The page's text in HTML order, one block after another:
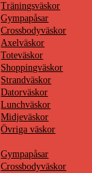
Träningsväskor
Gympapåsar
Crossbodyväskor
Axelväskor
Toteväskor
Shoppingväskor
Strandväskor
Datorväskor
Lunchväskor
Midjeväskor
Övriga väskor
Gympapåsar
Crossbodyväskor